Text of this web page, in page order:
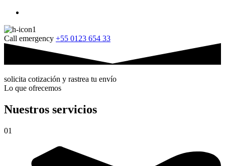
Call emergency +55 0123 654 33
solicita cotización y rastrea tu envío
Lo que ofrecemos
Nuestros servicios
01